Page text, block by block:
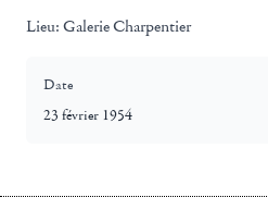
Lieu: Galerie Charpentier
Date
23 février 1954